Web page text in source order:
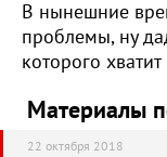
В нынешние
проблемы, ну
которого
Материалы
22 октября 2018